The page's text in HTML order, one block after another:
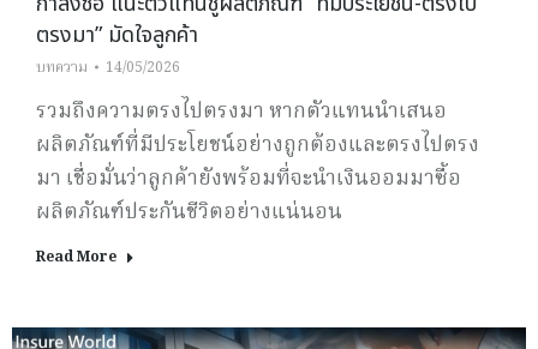
ตรงมา” มัดใจลูกค้า
บทความ 14/05/2026
รวมถึงความตรงไปตรงมา หากตัวแทนนำเสนอ
ผลิตภัณฑ์ที่มีประโยชน์อย่างถูกต้องและตรงไปตรง
มา เชื่อมั่นว่าลูกค้ายังพร้อมที่จะนำเงินออมมาซื้อ
ผลิตภัณฑ์ประกันชีวิตอย่างแน่นอน
Read More